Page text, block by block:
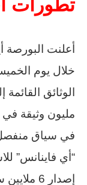
تطورات
خلال يوم
مليون وثيقة في
في سياق
“أي فاينانس”